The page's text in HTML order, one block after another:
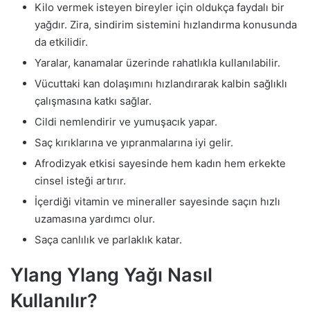
Kilo vermek isteyen bireyler için oldukça faydalı bir
yağdır. Zira, sindirim sistemini hızlandırma konusunda
da etkilidir.
Yaralar, kanamalar üzerinde rahatlıkla kullanılabilir.
Vücuttaki kan dolaşımını hızlandırarak kalbin sağlıklı
çalışmasına katkı sağlar.
Cildi nemlendirir ve yumuşacık yapar.
Saç kırıklarına ve yıpranmalarına iyi gelir.
Afrodizyak etkisi sayesinde hem kadın hem erkekte
cinsel isteği artırır.
İçerdiği vitamin ve mineraller sayesinde saçın hızlı
uzamasına yardımcı olur.
Saça canlılık ve parlaklık katar.
Ylang Ylang Yağı Nasıl
Kullanılır?